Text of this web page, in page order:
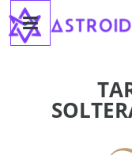
Saltar
contenido